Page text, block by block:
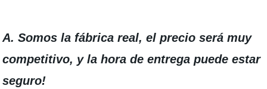
A. Somos la fábrica real, el precio será muy
competitivo, y la hora de entrega puede estar
seguro!